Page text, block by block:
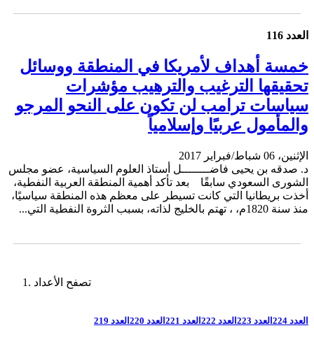
العدد 116
خمسة أهداف لأمريكا في المنطقة ووسائل
تحقيقها الترغيب والترهيب مؤشرات
سياسات ترامب لن تكون على النحو المرجو
والمأمول عربيًا وإسلامياً
الإثنين، 06 شباط/فبراير 2017
د. صدقه بن يحيى فاضــــــــل أستاذ العلوم السياسية، عضو مجلس
الشورى السعودي سابقًا بعد تأكد أهمية المنطقة العربية النفطية،
أخذت بريطانيا التي كانت تسيطر على معظم هذه المنطقة سياسيًا،
منذ سنة 1820م، ، تهتم بالخليج لذاته، بسبب الثروة النفطية التي...
تصفح الأعداد
العدد 224 العدد 223 العدد 222 العدد 221 العدد 220 العدد 219